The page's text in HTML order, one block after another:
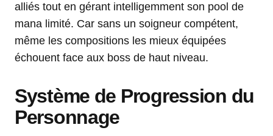
alliés tout en gérant intelligemment son pool de
mana limité. Car sans un soigneur compétent,
même les compositions les mieux équipées
échouent face aux boss de haut niveau.
Système de Progression du
Personnage